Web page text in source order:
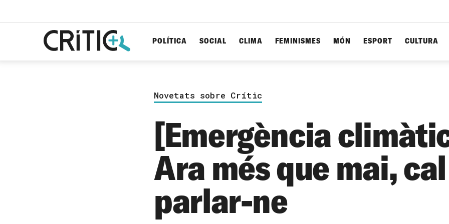
POLÍTICA SOCIAL CLIMA FEMINISMES MÓN ESPORT CULTURA
Novetats sobre Crític
[Emergència
Ara més que mai, cal
parlar-ne